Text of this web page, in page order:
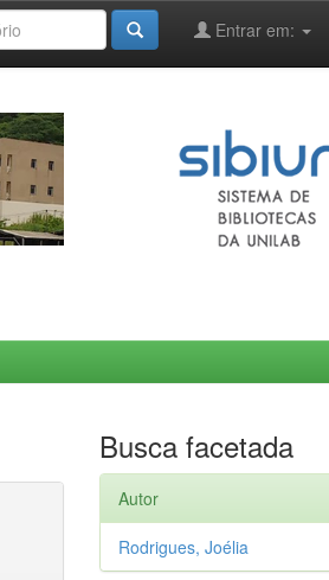
Entrar em:
Busca facetada
Autor
Rodrigues, Joélia